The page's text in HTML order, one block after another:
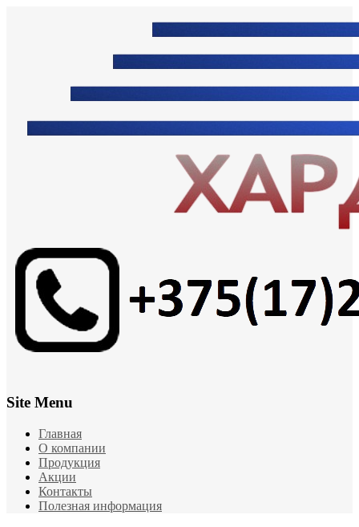
Site Menu
Главная
О компании
Продукция
Акции
Контакты
Полезная информация